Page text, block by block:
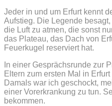
Jeder in und um Erfurt kennt
Aufstieg. Die Legende
die Luft zu atmen, die sonst
das Plateau, das Dach von
Feuerkugel reserviert hat.
In einer Gesprächsrunde zur
Eltern zum ersten Mal in
Damals war ich geschockt,
einer Vorerkrankung zu tun.
bekommen.